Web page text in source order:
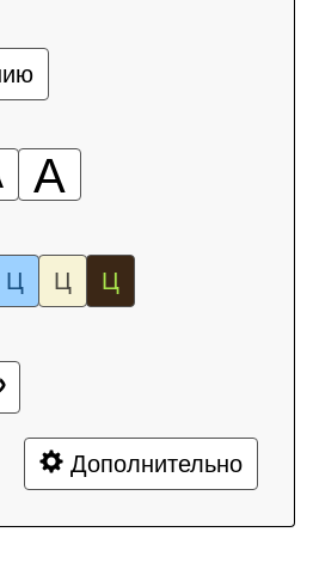
А
Ц Ц Ц
Дополнительно